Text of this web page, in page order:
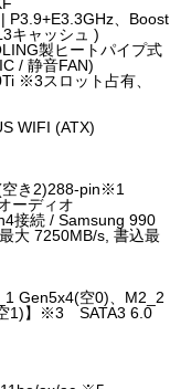
P3.9+E3.3GHz、Boost
キャッシュ )
製ヒートパイプ式
/ 静音FAN)
※3スロット占有、
WIFI (ATX)
き2)288-pin※1
ーディオ
接続 / Samsung 990
大 7250MB/s, 書込最
Gen5x4(空0)、M2_2
1)】※3 SATA3 6.0